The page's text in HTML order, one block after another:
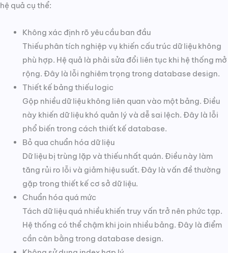
hệ quả cụ thể:
Không xác định rõ yêu cầu ban đầu
Thiếu phân tích nghiệp vụ khiến cấu trúc dữ liệu không
phù hợp. Hệ quả là phải sửa đổi liên tục khi hệ thống mở
rộng. Đây là lỗi nghiêm trọng trong database design.
Thiết kế bảng thiếu logic
Gộp nhiều dữ liệu không liên quan vào một bảng. Điều
này khiến dữ liệu khó quản lý và dễ sai lệch. Đây là lỗi
phổ biến trong cách thiết kế database.
Bỏ qua chuẩn hóa dữ liệu
Dữ liệu bị trùng lặp và thiếu nhất quán. Điều này làm
tăng rủi ro lỗi và giảm hiệu suất. Đây là vấn đề thường
gặp trong thiết kế cơ sở dữ liệu.
Chuẩn hóa quá mức
Tách dữ liệu quá nhiều khiến truy vấn trở nên phức tạp.
Hệ thống có thể chậm khi join nhiều bảng. Đây là điểm
cần cân bằng trong database design.